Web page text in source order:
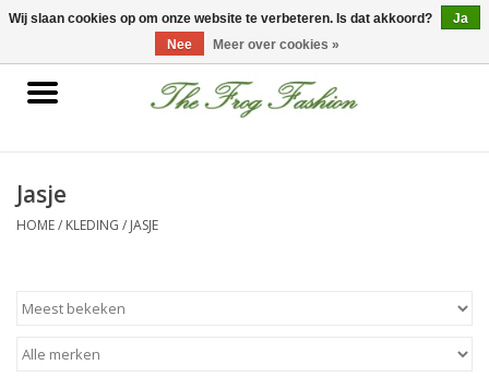
0 Artikelen - €0,00
Home
Nieuwe collectie
Accessoires
Jasje
HOME/ KLEDING / JASJE
Wij slaan cookies op om onze website te verbeteren. Is dat akkoord?
Ja
Nee
Meer over cookies »